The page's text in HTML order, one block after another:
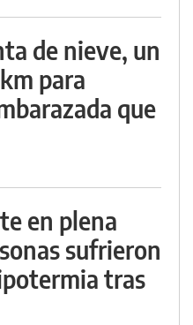
de nieve, un
para
que
en plena
sufrieron
tras